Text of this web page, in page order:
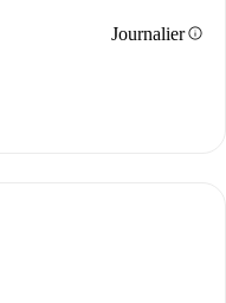
Journalierinfo